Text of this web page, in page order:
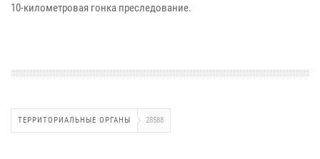
10-километровая гонка преследование.
ТЕРРИТОРИАЛЬНЫЕ ОРГАНЫ 28588